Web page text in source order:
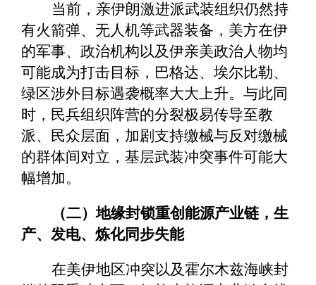
当前，亲伊朗激进派武装组织仍然持
有火箭弹、无人机等武器装备，美方在伊
的军事、政治机构以及伊亲美政治人物均
可能成为打击目标，巴格达、埃尔比勒、
绿区涉外目标遇袭概率大大上升。与此同
时，民兵组织阵营的分裂极易传导至教
派、民众层面，加剧支持缴械与反对缴械
的群体间对立，基层武装冲突事件可能大
幅增加。
（二）地缘封锁重创能源产业链，生
产、发电、炼化同步失能
在美伊地区冲突以及霍尔木兹海峡封